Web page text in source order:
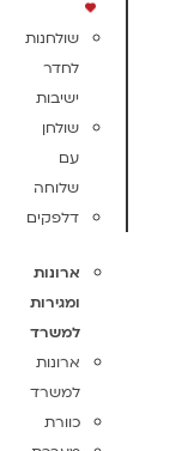
שולחנות
לחדר
ישיבות
שולחן
עם
שלוחה
דלפקים
ארונות
ומגירות
למשרד
ארונות
למשרד
כוורת